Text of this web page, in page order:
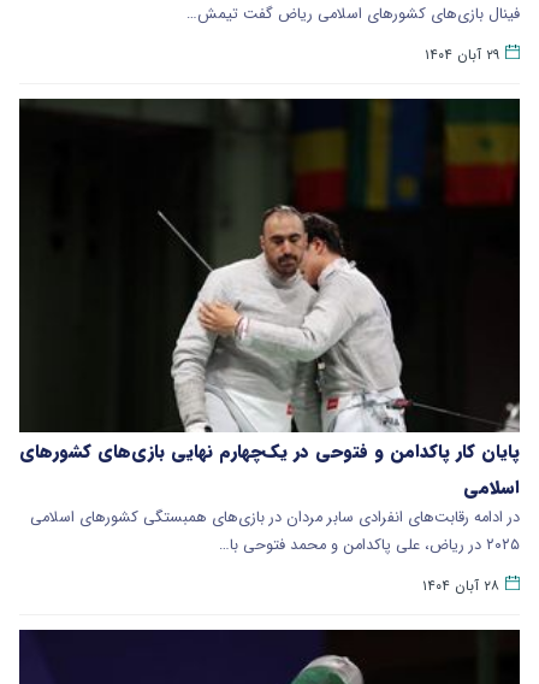
فینال بازی‌های کشورهای اسلامی ریاض گفت تیمش…
۲۹ آبان ۱۴۰۴
پایان کار پاکدامن و فتوحی در یک‌چهارم نهایی بازی‌های کشورهای
اسلامی
در ادامه رقابت‌های انفرادی سابر مردان در بازی‌های همبستگی کشورهای اسلامی
۲۰۲۵ در ریاض، علی پاکدامن و محمد فتوحی با…
۲۸ آبان ۱۴۰۴